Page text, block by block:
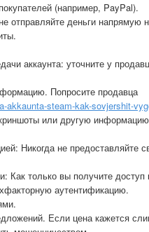
(например, PayPal).
отправляйте деньги напрямую
аккаунта: уточните у
Попросите продавца
akkaunta-steam-kak-sovjershit-
или другую
Никогда не предоставляйте
Как только вы получите доступ
аутентификацию.
Если цена кажется